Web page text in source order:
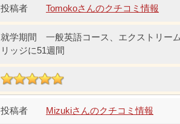
Tomokoさんのクチコミ情報
一般英語コース、エクストリー
リッジに51週間
Mizukiさんのクチコミ情報